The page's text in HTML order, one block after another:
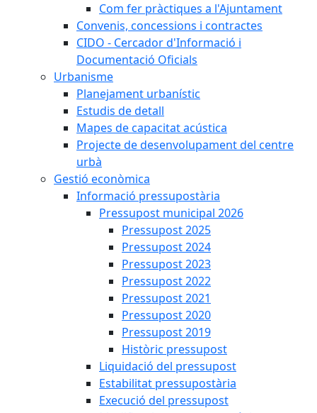
Com fer pràctiques a l'Ajuntament
Convenis, concessions i contractes
CIDO - Cercador d'Informació i
Documentació Oficials
Urbanisme
Planejament urbanístic
Estudis de detall
Mapes de capacitat acústica
Projecte de desenvolupament del centre
urbà
Gestió econòmica
Informació pressupostària
Pressupost municipal 2026
Pressupost 2025
Pressupost 2024
Pressupost 2023
Pressupost 2022
Pressupost 2021
Pressupost 2020
Pressupost 2019
Històric pressupost
Liquidació del pressupost
Estabilitat pressupostària
Execució del pressupost